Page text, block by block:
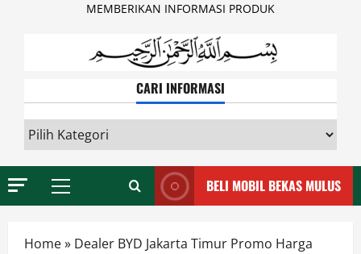
MEMBERIKAN INFORMASI PRODUK
CARI INFORMASI
INFORMASI
Primary
BELI MOBIL BEKAS MULUS
Home» Dealer BYD Jakarta Timur Promo Harga